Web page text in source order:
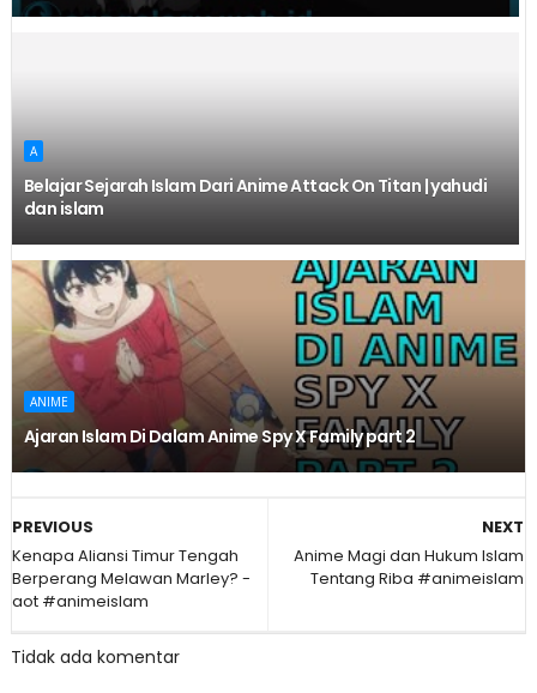
A
Belajar Sejarah Islam Dari Anime Attack On Titan | yahudi
dan islam
ANIME
Ajaran Islam Di Dalam Anime Spy X Family part 2
NEXT
Anime Magi dan Hukum Islam
Tentang Riba #animeislam
PREVIOUS
Kenapa Aliansi Timur Tengah
Berperang Melawan Marley? -
aot #animeislam
Tidak ada komentar